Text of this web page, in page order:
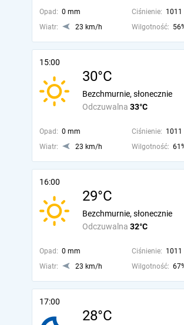
Opad: 0 mm Ciśnienie: 1011
Wiatr:
23 km/h Wilgotność:
15:00
30°C
Odczuwalna 33°C
Bezchmurnie, słonecznie
Opad: 0 mm Ciśnienie: 1011
Wiatr:
23 km/h Wilgotność:
16:00
29°C
Odczuwalna 32°C
Bezchmurnie, słonecznie
Opad: 0 mm Ciśnienie: 1011
Wiatr:
23 km/h Wilgotność:
17:00
28°C